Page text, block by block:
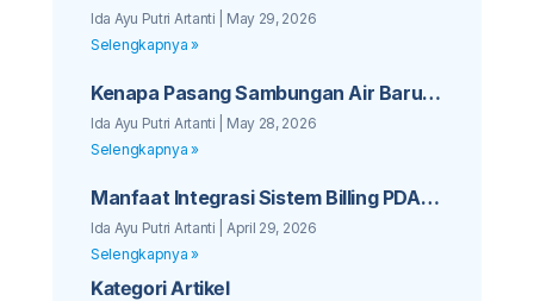
Baru PDAM untuk Bisnis Kos Anda
Ida Ayu Putri Artanti
May 29, 2026
Selengkapnya »
Kenapa Pasang Sambungan Air Baru
PDAM Sebaiknya Tidak Ditunda Lagi
Ida Ayu Putri Artanti
May 28, 2026
Selengkapnya »
Manfaat Integrasi Sistem Billing PDAM
dengan Aplikasi Mobile Pelanggan
Ida Ayu Putri Artanti
April 29, 2026
Selengkapnya »
Kategori Artikel